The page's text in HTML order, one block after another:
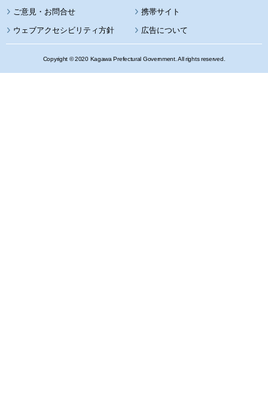
携帯サイト
ウェブアクセシビリティ方針 広告について
Copyright © 2020 Kagawa Prefectural Government. All rights reserved.